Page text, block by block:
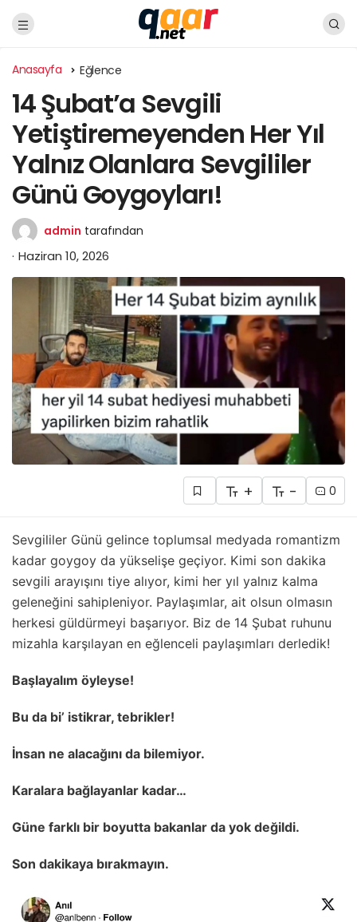
Anasayfa Eğlence
14 Şubat’a Sevgili
Yetiştiremeyenden Her Yıl
Yalnız Olanlara Sevgililer
Günü Goygoyları!
admin tarafından
Haziran 10, 2026
+ - 0
Sevgililer Günü gelince toplumsal medyada romantizm
kadar goygoy da yükselişe geçiyor. Kimi son dakika
sevgili arayışını tiye alıyor, kimi her yıl yalnız kalma
geleneğini sahipleniyor. Paylaşımlar, ait olsun olmasın
herkesi güldürmeyi başarıyor. Biz de 14 Şubat ruhunu
mizahla karşılayan en eğlenceli paylaşımları derledik!
Başlayalım öyleyse!
Bu da bi’ istikrar, tebrikler!
İnsan ne alacağını da bilemiyor.
Karalara bağlayanlar kadar…
Güne farklı bir boyutta bakanlar da yok değildi.
Son dakikaya bırakmayın.